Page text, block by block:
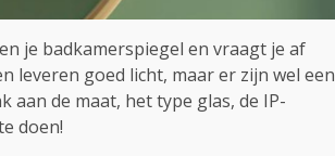
je badkamerspiegel en vraagt je af
leveren goed licht, maar er zijn wel een
aan de maat, het type glas, de IP-
doen!